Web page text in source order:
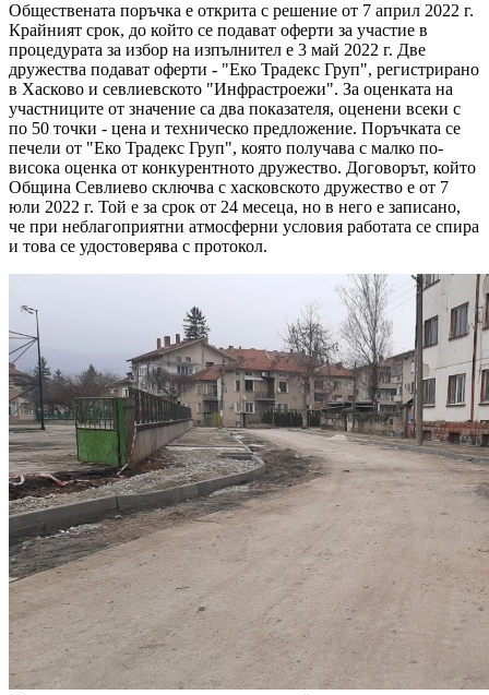
Обществената поръчка е открита с решение от 7 април 2022 г.
Крайният срок, до който се подават оферти за участие в
процедурата за избор на изпълнител е 3 май 2022 г. Две
дружества подават оферти - "Еко Традекс Груп", регистрирано
в Хасково и севлиевското "Инфрастроежи". За оценката на
участниците от значение са два показателя, оценени всеки с
по 50 точки - цена и техническо предложение. Поръчката се
печели от "Еко Традекс Груп", която получава с малко по-
висока оценка от конкурентното дружество. Договорът, който
Община Севлиево сключва с хасковското дружество е от 7
юли 2022 г. Той е за срок от 24 месеца, но в него е записано,
че при неблагоприятни атмосферни условия работата се спира
и това се удостоверява с протокол.